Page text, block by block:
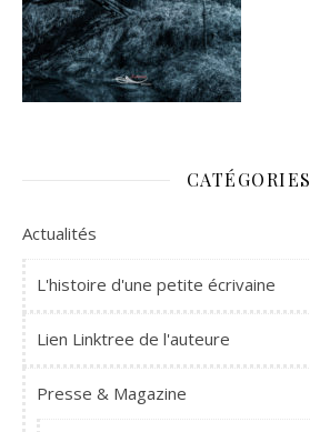
CATÉGORIES
Actualités
L'histoire d'une petite écrivaine
Lien Linktree de l'auteure
Presse & Magazine